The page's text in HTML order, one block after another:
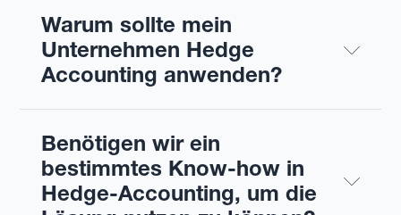
Warum sollte mein
Unternehmen Hedge
Accounting anwenden?
Benötigen wir ein
bestimmtes Know-how in
Hedge-Accounting, um die